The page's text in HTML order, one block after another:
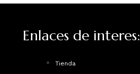
Enlaces de interes:
Tienda